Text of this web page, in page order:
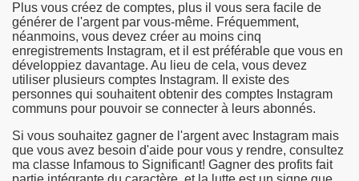
Plus vous créez de comptes, plus il vous sera facile de
générer de l'argent par vous-même. Fréquemment,
néanmoins, vous devez créer au moins cinq
enregistrements Instagram, et il est préférable que vous en
développiez davantage. Au lieu de cela, vous devez
utiliser plusieurs comptes Instagram. Il existe des
personnes qui souhaitent obtenir des comptes Instagram
communs pour pouvoir se connecter à leurs abonnés.
Si vous souhaitez gagner de l'argent avec Instagram mais
que vous avez besoin d'aide pour vous y rendre, consultez
ma classe Infamous to Significant! Gagner des profits fait
Meal Toppers